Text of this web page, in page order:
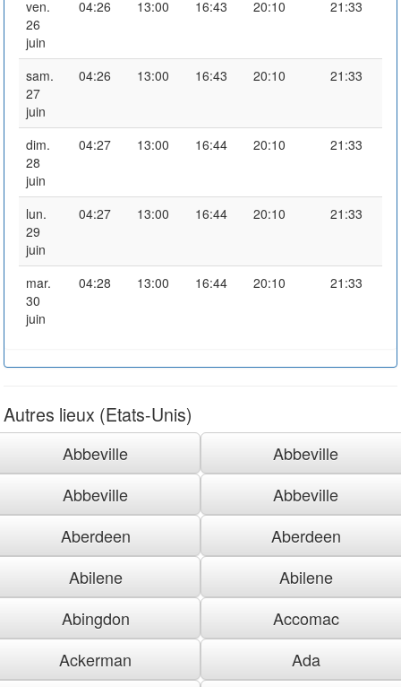
ven.
26
juin
04:26 13:00 16:43 20:10 21:33
sam.
27
juin
04:26 13:00 16:43 20:10 21:33
dim.
28
juin
04:27 13:00 16:44 20:10 21:33
lun.
29
juin
04:27 13:00 16:44 20:10 21:33
mar.
30
juin
04:28 13:00 16:44 20:10 21:33
Autres lieux (Etats-Unis)
Abbeville
Abbeville
Abbeville
Abbeville
Aberdeen
Aberdeen
Abilene
Abilene
Abingdon
Accomac
Ackerman
Ada